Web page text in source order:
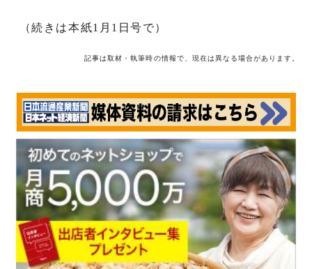
（続きは本紙1月1日号で）
記事は取材・執筆時の情報で、現在は異なる場合があります。